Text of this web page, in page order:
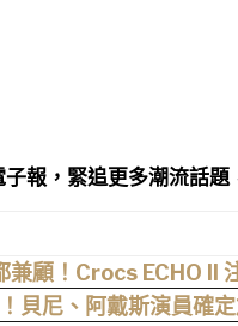
報，緊追更多潮流話題
兼顧！Crocs ECHO II
貝尼、阿戴斯演員確